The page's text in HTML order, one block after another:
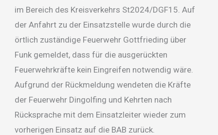
im Bereich des Kreisverkehrs St2024/DGF15. Auf
der Anfahrt zu der Einsatzstelle wurde durch die
örtlich zuständige Feuerwehr Gottfrieding über
Funk gemeldet, dass für die ausgerückten
Feuerwehrkräfte kein Eingreifen notwendig wäre.
Aufgrund der Rückmeldung wendeten die Kräfte
der Feuerwehr Dingolfing und Kehrten nach
Rücksprache mit dem Einsatzleiter wieder zum
vorherigen Einsatz auf die BAB zurück.